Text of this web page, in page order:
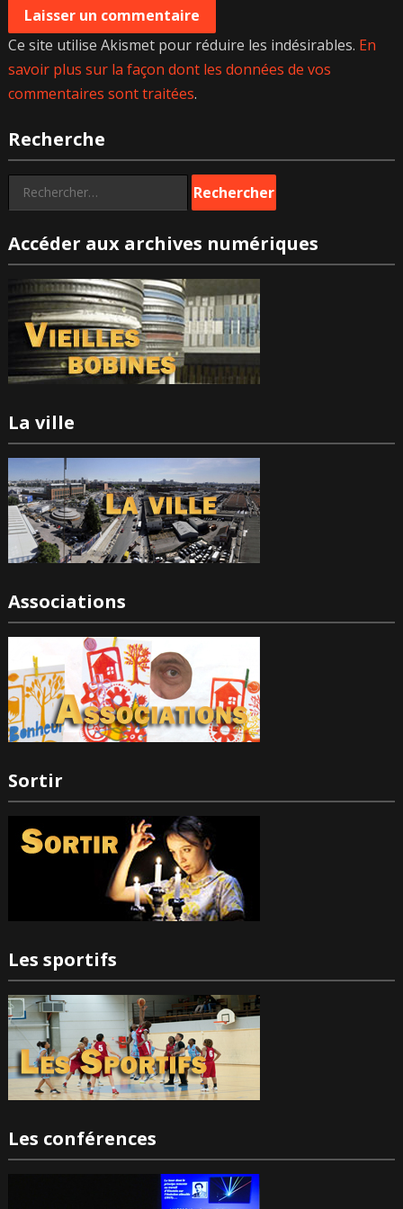
Ce site utilise Akismet pour réduire les indésirables. En
savoir plus sur la façon dont les données de vos
commentaires sont traitées.
Recherche
Rechercher :
Accéder aux archives numériques
La ville
Associations
Sortir
Les sportifs
Les conférences